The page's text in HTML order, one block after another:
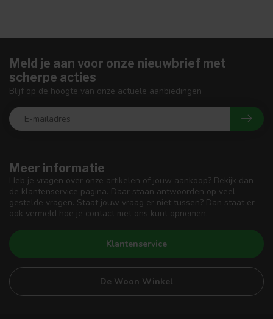
Meer informatie
Heb je vragen over onze artikelen of jouw aankoop? Bekijk dan
de klantenservice pagina. Daar staan antwoorden op veel
gestelde vragen. Staat jouw vraag er niet tussen? Dan staat er
ook vermeld hoe je contact met ons kunt opnemen.
Klantenservice
De Woon Winkel
Meld je aan voor onze nieuwbrief met
scherpe acties
Blijf op de hoogte van onze actuele aanbiedingen